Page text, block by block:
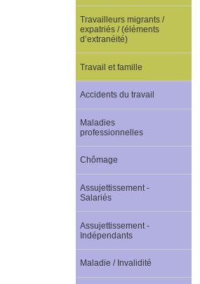
Travailleurs migrants /
expatriés / (éléments
d’extranéité)
Travail et famille
Accidents du travail
Maladies
professionnelles
Chômage
Assujettissement -
Salariés
Assujettissement -
Indépendants
Maladie / Invalidité